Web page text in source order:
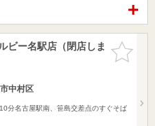
お気に入
りに追加
ビー名駅店（閉店しま
中村区
分名古屋駅南、笹島交差点のすぐそば